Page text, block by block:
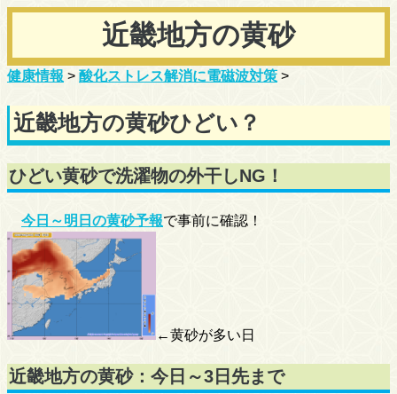
近畿地方の黄砂
健康情報 > 酸化ストレス解消に電磁波対策 >
近畿地方の黄砂ひどい？
ひどい黄砂で洗濯物の外干しNG！
今日～明日の黄砂予報で事前に確認！
←黄砂が多い日
近畿地方の黄砂：今日～3日先まで